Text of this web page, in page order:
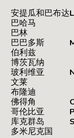
安提瓜和巴布达L
巴哈马
巴林
巴巴多斯
伯利兹
博茨瓦纳
玻利维亚
文莱
布隆迪
佛得角
哥伦比亚 P
库克群岛 S
多米尼克国